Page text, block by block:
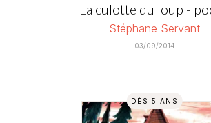
La culotte du loup -
Stéphane Servant
03/09/2014
DÈS 5 ANS